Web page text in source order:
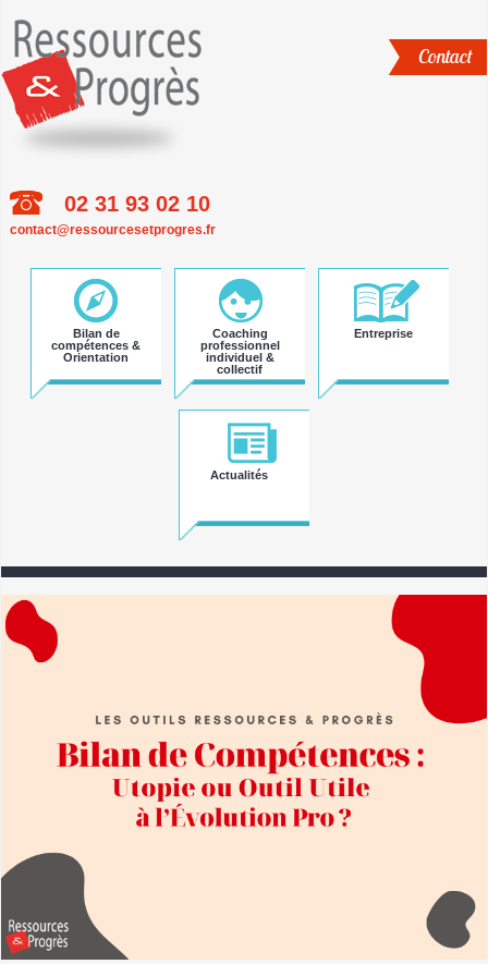
02 31 93 02 10
contact@ressourcesetprogres.fr
Contact
Aller
au
contenu
Bilan de
compétences &
Orientation
Coaching
professionnel
individuel &
collectif
Entreprise
Actualités